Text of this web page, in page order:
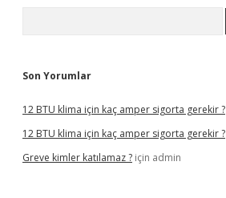
Son Yorumlar
12 BTU klima için kaç amper sigorta gerekir ?
12 BTU klima için kaç amper sigorta gerekir ?
Greve kimler katılamaz ? için admin